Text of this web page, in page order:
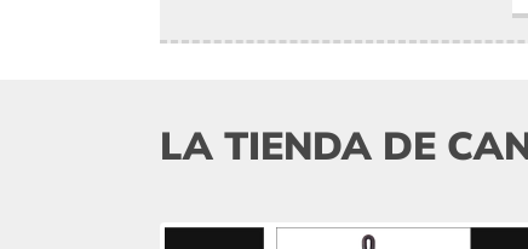
LA TIENDA DE